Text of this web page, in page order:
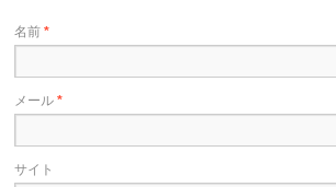
名前*
メール*
サイト